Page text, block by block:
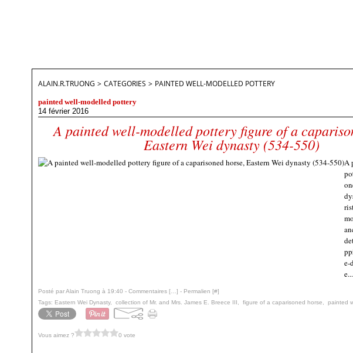
ALAIN.R.TRUONG > CATEGORIES > PAINTED WELL-MODELLED POTTERY
painted well-modelled pottery
14 février 2016
A painted well-modelled pottery figure of a
Eastern Wei dynasty (534-550)
A
e-
e...
Posté par Alain Truong à 19:40 - Commentaires [ ] - Permalien [#]
Tags: Eastern Wei Dynasty, collection of Mr. and Mrs. James E. Breece III figure of a caparisoned horse painted
Vous aimez ? 0 vote